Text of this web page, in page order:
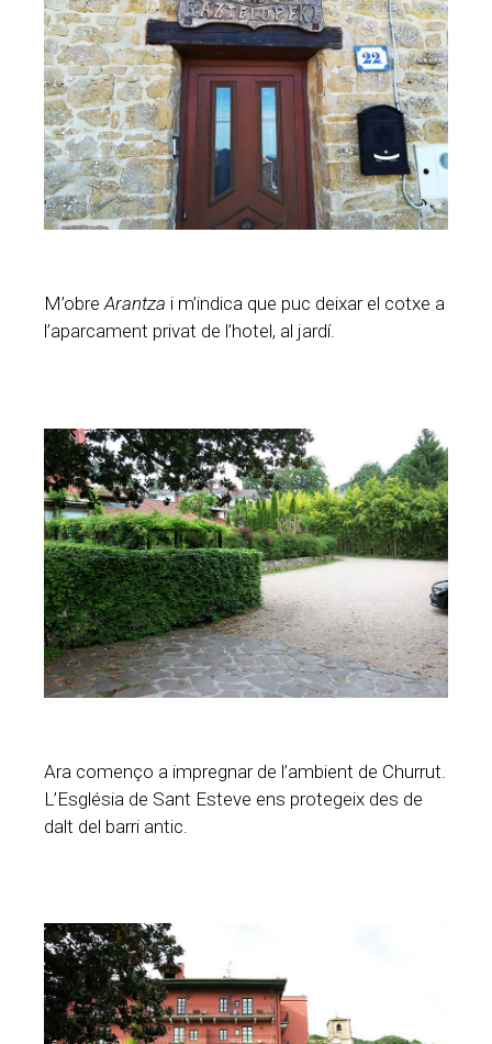
M’obreArantza i m’indica que puc deixar el cotxe a
l’aparcament privat de l’hotel, al jardí.
Ara començo a impregnar de l’ambient de Churrut.
L’Església de Sant Esteve ens protegeix des de
dalt del barri antic.